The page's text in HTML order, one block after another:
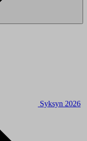
Syksyn 2026